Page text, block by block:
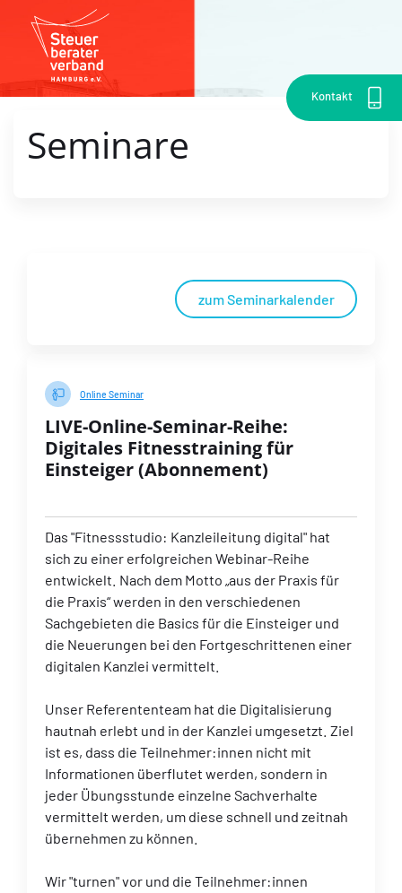
Kontakt
Seminare
zum Seminarkalender
Online Seminar
LIVE-Online-Seminar-Reihe:
Digitales Fitnesstraining für
Einsteiger (Abonnement)
Das "Fitnessstudio: Kanzleileitung digital" hat
sich zu einer erfolgreichen Webinar-Reihe
entwickelt. Nach dem Motto „aus der Praxis für
die Praxis“ werden in den verschiedenen
Sachgebieten die Basics für die Einsteiger und
die Neuerungen bei den Fortgeschrittenen einer
digitalen Kanzlei vermittelt.
Unser Referententeam hat die Digitalisierung
hautnah erlebt und in der Kanzlei umgesetzt. Ziel
ist es, dass die Teilnehmer:innen nicht mit
Informationen überflutet werden, sondern in
jeder Übungsstunde einzelne Sachverhalte
vermittelt werden, um diese schnell und zeitnah
übernehmen zu können.
Wir "turnen" vor und die Teilnehmer:innen